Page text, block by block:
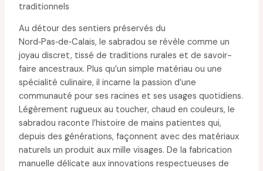
traditionnels
Au détour des sentiers préservés du
Nord‑Pas‑de‑Calais, le sabradou se révèle comme un
joyau discret, tissé de traditions rurales et de savoir-
faire ancestraux. Plus qu’un simple matériau ou une
spécialité culinaire, il incarne la passion d’une
communauté pour ses racines et ses usages quotidiens.
Légèrement rugueux au toucher, chaud en couleurs, le
sabradou raconte l’histoire de mains patientes qui,
depuis des générations, façonnent avec des matériaux
naturels un produit aux mille visages. De la fabrication
manuelle délicate aux innovations respectueuses de